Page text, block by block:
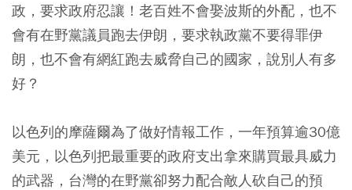
政，要求政府忍讓！老百姓不會娶波斯的外配，也不
會有在野黨議員跑去伊朗，要求執政黨不要得罪伊
朗，也不會有網紅跑去威脅自己的國家，說別人有多
好？
以色列的摩薩爾為了做好情報工作，一年預算逾30億
美元，以色列把最重要的政府支出拿來購買最具威力
的武器，台灣的在野黨卻努力配合敵人砍自己的預